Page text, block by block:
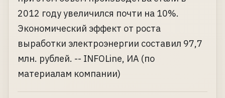
2012 году увеличился почти на 10%.
Экономический эффект от роста
выработки электроэнергии составил 97,7
млн. рублей. -- INFOLine, ИА (по
материалам компании)